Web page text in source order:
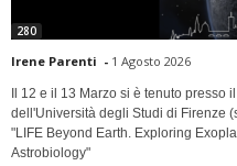
280
Irene Parenti - 1 Agosto 2026
Il 12 e il 13 Marzo si è tenuto
dell'Università degli Studi di Firenze
"LIFE Beyond Earth. Exploring
Astrobiology"